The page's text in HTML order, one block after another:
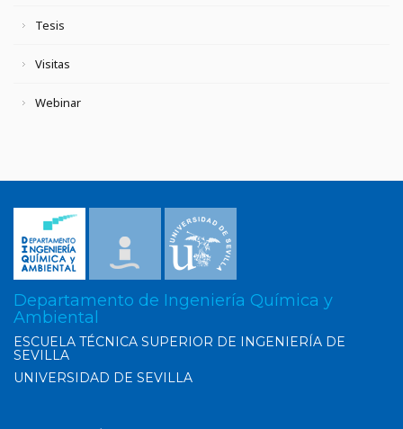
Tesis
Visitas
Webinar
Departamento de Ingeniería Química y
Ambiental
ESCUELA TÉCNICA SUPERIOR DE INGENIERÍA DE
SEVILLA
UNIVERSIDAD DE SEVILLA